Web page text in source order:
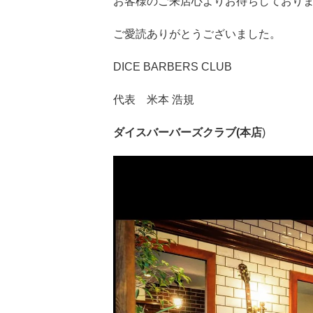
ご愛読ありがとうございました。
DICE BARBERS CLUB
代表 米本 浩規
ダイスバーバーズクラブ(本店)